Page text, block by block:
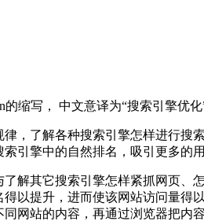
的缩写， 中文意译为“搜索引擎
，了解各种搜索引擎怎样进行
引擎中的自然排名，吸引更多的
解其它搜索引擎怎样紧抓网页
以提升，进而使该网站访问量
网站的内容，再通过浏览器把内